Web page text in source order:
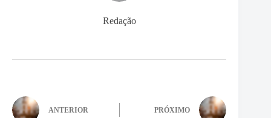
Redação
ANTERIOR PRÓXIMO